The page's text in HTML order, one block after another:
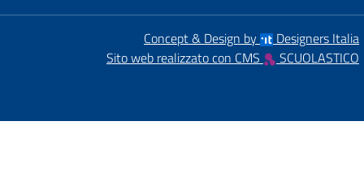
Concept & Design by
Designers Italia
Sito web realizzato con CMS
SCUOLASTICO